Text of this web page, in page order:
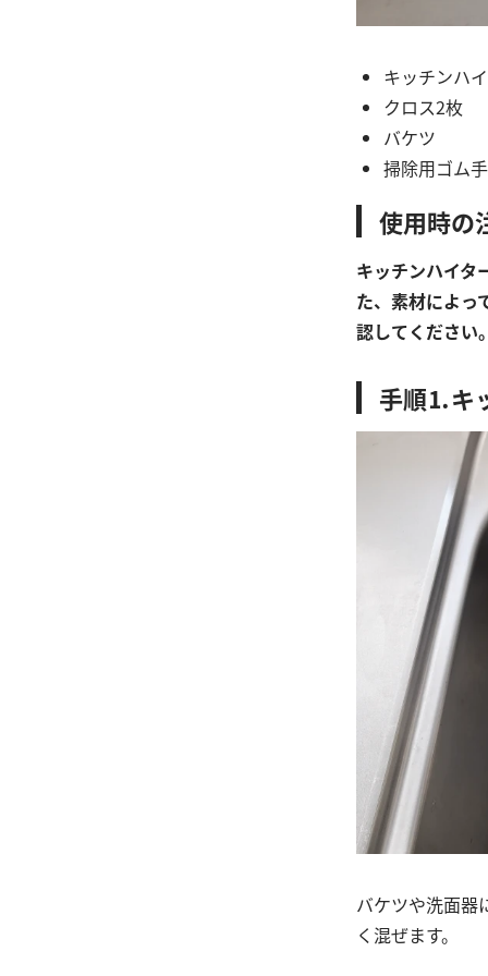
キッチンハ
クロス2枚
バケツ
掃除用ゴム
使用時の
キッチンハイタ
た、素材によっ
認してください
手順⒈キ
バケツや洗面器
く混ぜます。